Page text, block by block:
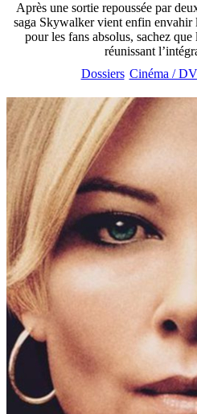
Après une sortie repoussée par
saga Skywalker vient enfin envahir
pour les fans absolus, sachez
réunissant
Dossiers Cinéma /